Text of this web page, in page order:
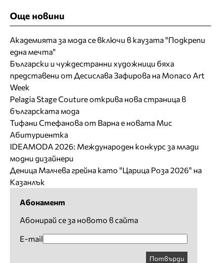
Още новини
Академията за мода се включи в каузата "Подкрепи
една мечта"
Български и чуждестранни художници бяха
представени от Десислава Зафирова на Monaco Art
Week
Pelagia Stage Couture открива нова страница в
българската мода
Тифани Стефанова от Варна е новата Мис
Абитуриентка
IDEAMODA 2026: Международен конкурс за млади
модни дизайнери
Деница Малчева грейна като "Царица Роза 2026" на
Казанлък
Абонамент
Абонирай се за новото в сайта
E-mail
Потвърди